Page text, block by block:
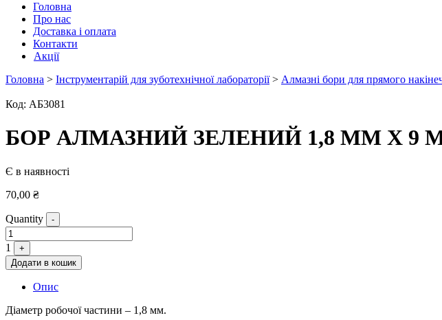
Головна
Про нас
Доставка і оплата
Контакти
Акції
Головна > Інструментарій для зуботехнічної лабораторії> Алмазні бори для прямого
Код: АБ3081
БОР АЛМАЗНИЙ ЗЕЛЕНИЙ 1,8 ММ Х 9
Є в наявності
70,00 ₴
Quantity -
1
+
Додати в кошик
Опис
Діаметр робочої частини – 1,8 мм.